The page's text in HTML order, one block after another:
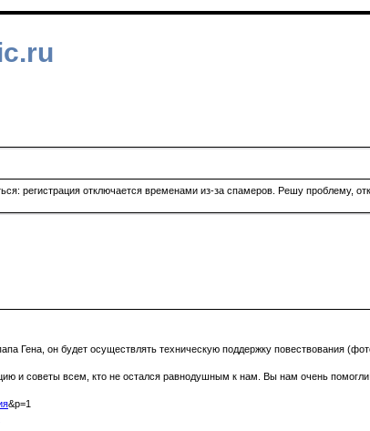
регистрация отключается временами из-за спамеров. Решу проблему,
Гена, он будет осуществлять техническую поддержку повествования
советы всем, кто не остался равнодушным к нам. Вы нам очень помогли!
&p=1